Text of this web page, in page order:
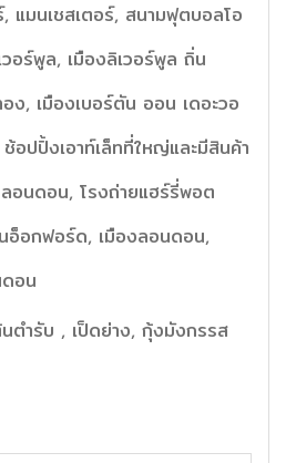
แมนเชสเตอร์, สนามฟุตบอลโอ
อร์พูล, เมืองลิเวอร์พูล ถิ่น
ง, เมืองเบอร์ตัน ออน เดอะวอ
อปปิ้งเอาท์เล็ทที่ใหญ่และมีสินค้า
อนดอน, โรงถ่ายแฮร์รี่พอต
อ็อกฟอร์ด, เมืองลอนดอน,
อน
ตำรับ , เป็ดย่าง, กุ้งมังกรรส